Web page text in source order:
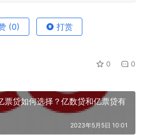
(0) 打赏
0 0
票贷如何选择？亿数贷和亿票贷有
2023年5月5日 10:01